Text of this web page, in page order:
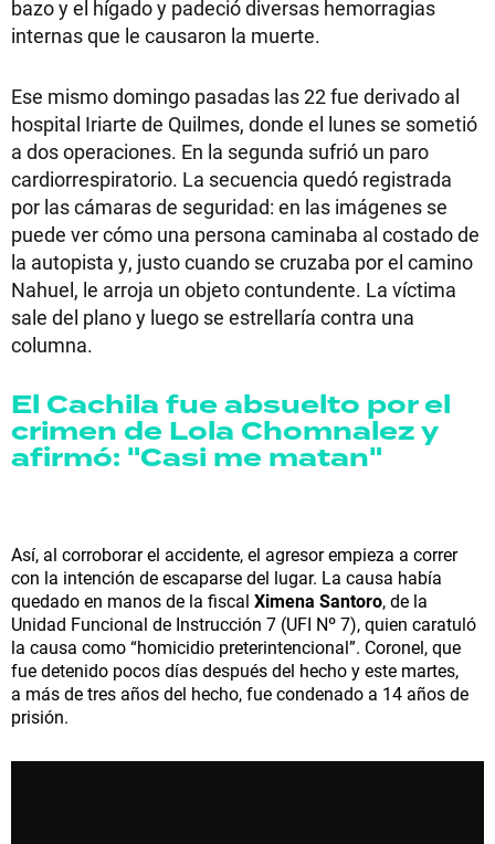
bazo y el hígado y padeció diversas hemorragias
internas que le causaron la muerte.
Ese mismo domingo pasadas las 22 fue derivado al
hospital Iriarte de Quilmes, donde el lunes se sometió
a dos operaciones. En la segunda sufrió un paro
cardiorrespiratorio. La secuencia quedó registrada
por las cámaras de seguridad: en las imágenes se
puede ver cómo una persona caminaba al costado de
la autopista y, justo cuando se cruzaba por el camino
Nahuel, le arroja un objeto contundente. La víctima
sale del plano y luego se estrellaría contra una
columna.
El Cachila fue absuelto por el
crimen de Lola Chomnalez y
afirmó: "Casi me matan"
Así, al corroborar el accidente, el agresor empieza a correr
con la intención de escaparse del lugar. La causa había
quedado en manos de la fiscal Ximena Santoro, de la
Unidad Funcional de Instrucción 7 (UFI Nº 7), quien caratuló
la causa como “homicidio preterintencional”. Coronel, que
fue detenido pocos días después del hecho y este martes,
a más de tres años del hecho, fue condenado a 14 años de
prisión.